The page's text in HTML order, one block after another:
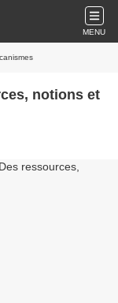
MENU
notions et